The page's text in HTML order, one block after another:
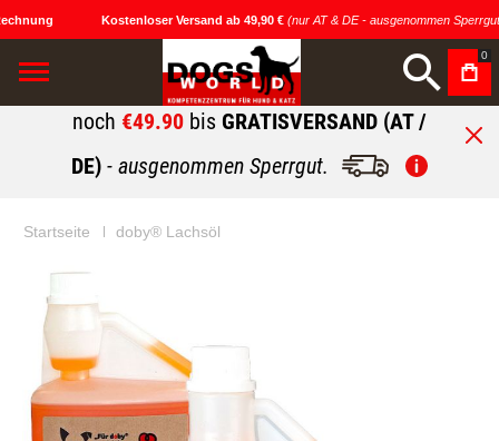
Kostenloser Versand ab 49,90 €(nur AT & DE - ausgenommen Sperrgut)
0
noch €49.90 bis GRATISVERSAND (AT /
DE) - ausgenommen Sperrgut.
Startseite doby® Lachsöl
Zum
Ende
Bildgalerie
springen
Zum
Anfang
Bildgalerie
springen